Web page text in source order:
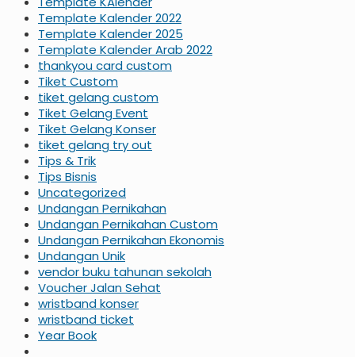
Template Kalender 2022
Template Kalender 2025
Template Kalender Arab 2022
thankyou card custom
Tiket Custom
tiket gelang custom
Tiket Gelang Event
Tiket Gelang Konser
tiket gelang try out
Tips & Trik
Tips Bisnis
Uncategorized
Undangan Pernikahan
Undangan Pernikahan Custom
Undangan Pernikahan Ekonomis
Undangan Unik
vendor buku tahunan sekolah
Voucher Jalan Sehat
wristband konser
wristband ticket
Year Book